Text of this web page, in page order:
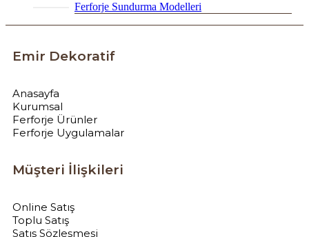
Ferforje Sundurma Modelleri
Emir Dekoratif
Anasayfa
Kurumsal
Ferforje Ürünler
Ferforje Uygulamalar
Müşteri İlişkileri
Online Satış
Toplu Satış
Satış Sözleşmesi